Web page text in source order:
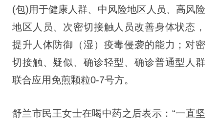
(包)用于健康人群、中风险地区人员、高风险
地区人员、次密切接触人员改善身体状态，
提升人体防御（湿）疫毒侵袭的能力；对密
切接触、疑似、确诊轻型、确诊普通型人群
联合应用免煎颗粒0-7号方。
舒兰市民王女士在喝中药之后表示：“一直坚